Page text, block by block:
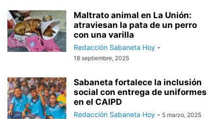
Maltrato animal en La Unión:
atraviesan la pata de un perro
con una varilla
Redacción Sabaneta Hoy -
18 septiembre, 2025
Sabaneta fortalece la inclusión
social con entrega de uniformes
en el CAIPD
Redacción Sabaneta Hoy - 5 marzo, 2025